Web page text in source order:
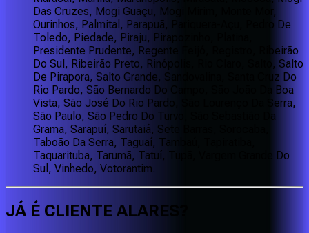
Das Cruzes, Mogi Guaçu, Mogi Mirim, Monte Mor,
Ourinhos, Palmital, Parapuã, Pariquera-Açu, Pedro De
Toledo, Piedade, Piraju, Pirapozinho, Platina,
Presidente Prudente, Regente Feijó, Registro, Ribeirão
Do Sul, Ribeirão Preto, Rinópolis, Rio Claro, Salto, Salto
De Pirapora, Salto Grande, Sandovalina, Santa Cruz Do
Rio Pardo, São Bernardo Do Campo, São João Da Boa
Vista, São José Do Rio Pardo, São Lourenço Da Serra,
São Paulo, São Pedro Do Turvo, São Sebastião Da
Grama, Sarapuí, Sarutaiá, Sete Barras, Sorocaba,
Taboão Da Serra, Taguaí, Tambaú, Tapiratiba,
Taquarituba, Tarumã, Tatuí, Tupã, Vargem Grande Do
Sul, Vinhedo, Votorantim.
JÁ É CLIENTE ALARES